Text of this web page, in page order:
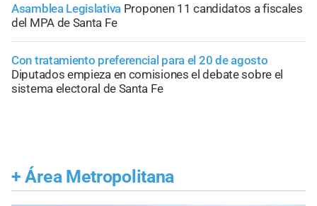
Asamblea Legislativa Proponen 11 candidatos a fiscales
del MPA de Santa Fe
Con tratamiento preferencial para el 20 de agosto
Diputados empieza en comisiones el debate sobre el
sistema electoral de Santa Fe
+ Área Metropolitana